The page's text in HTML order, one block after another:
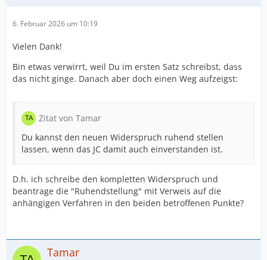
6. Februar 2026 um 10:19
Vielen Dank!
Bin etwas verwirrt, weil Du im ersten Satz schreibst, dass
das nicht ginge. Danach aber doch einen Weg aufzeigst:
Zitat von Tamar
Du kannst den neuen Widerspruch ruhend stellen
lassen, wenn das JC damit auch einverstanden ist.
D.h. ich schreibe den kompletten Widerspruch und
beantrage die "Ruhendstellung" mit Verweis auf die
anhängigen Verfahren in den beiden betroffenen Punkte?
Tamar